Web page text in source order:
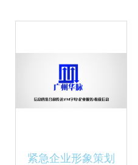
紧急企业形象策划